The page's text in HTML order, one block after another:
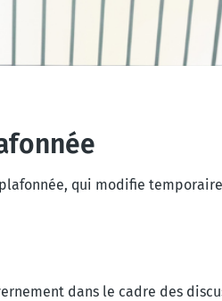
qui modifie
dans le cadre des